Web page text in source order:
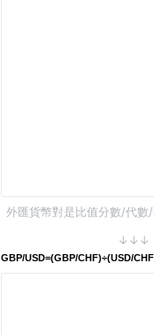
外匯貨幣對是比值分數/代數
↓↓↓
GBP/USD=(GBP/CHF)÷(USD/